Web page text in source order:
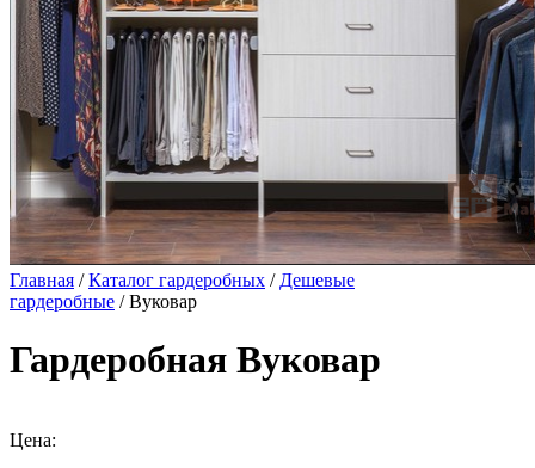
Главная /Каталог гардеробных / Дешевые
гардеробные / Вуковар
Гардеробная Вуковар
Цена: